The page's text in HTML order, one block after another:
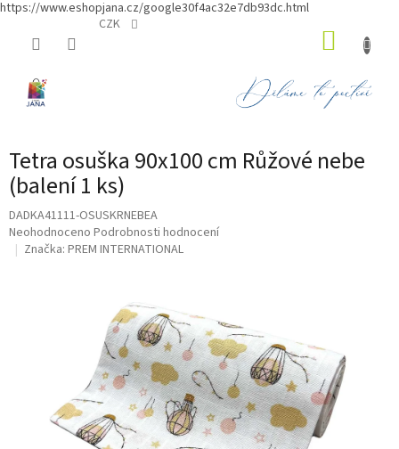
https://www.eshopjana.cz/google30f4ac32e7db93dc.html
CZK
Tetra osuška 90x100 cm Růžové nebe
(balení 1 ks)
DADKA41111-OSUSKRNEBEA
Průměrné
hodnocení
Neohodnoceno Podrobnosti hodnocení
Značka: PREM INTERNATIONAL